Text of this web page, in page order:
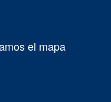
el mapa